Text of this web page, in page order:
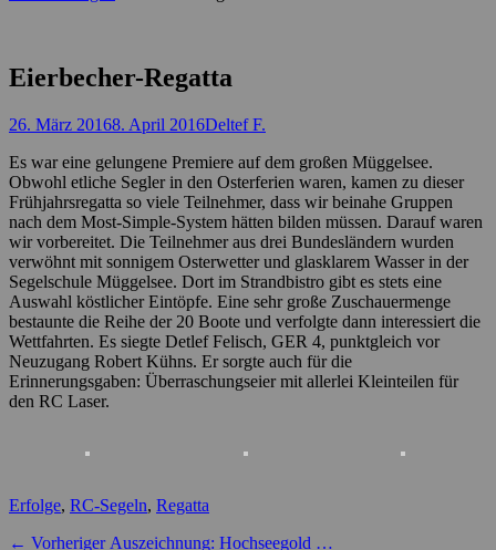
Eierbecher-Regatta
Posted
26. März 20168. April 2016Autor
Deltef F.
Es war eine gelungene Premiere auf dem großen Müggelsee.
Obwohl etliche Segler in den Osterferien waren, kamen zu dieser
Frühjahrsregatta so viele Teilnehmer, dass wir beinahe Gruppen
nach dem Most-Simple-System hätten bilden müssen. Darauf waren
wir vorbereitet. Die Teilnehmer aus drei Bundesländern wurden
verwöhnt mit sonnigem Osterwetter und glasklarem Wasser in der
Segelschule Müggelsee. Dort im Strandbistro gibt es stets eine
Auswahl köstlicher Eintöpfe. Eine sehr große Zuschauermenge
bestaunte die Reihe der 20 Boote und verfolgte dann interessiert die
Wettfahrten. Es siegte Detlef Felisch, GER 4, punktgleich vor
Neuzugang Robert Kühns. Er sorgte auch für die
Erinnerungsgaben: Überraschungseier mit allerlei Kleinteilen für
den RC Laser.
Kategorien
Erfolge, RC-Segeln, Regatta
← Vorheriger Vorheriger
Auszeichnung: Hochseegold …